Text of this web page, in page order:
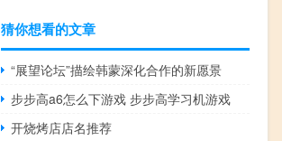
猜你想看的文章
“展望论坛”描绘韩蒙深化合作的新愿景
步步高a6怎么下游戏 步步高学习机游戏
开烧烤店店名推荐